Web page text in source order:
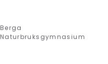
Berga
Naturbruksgymnasium